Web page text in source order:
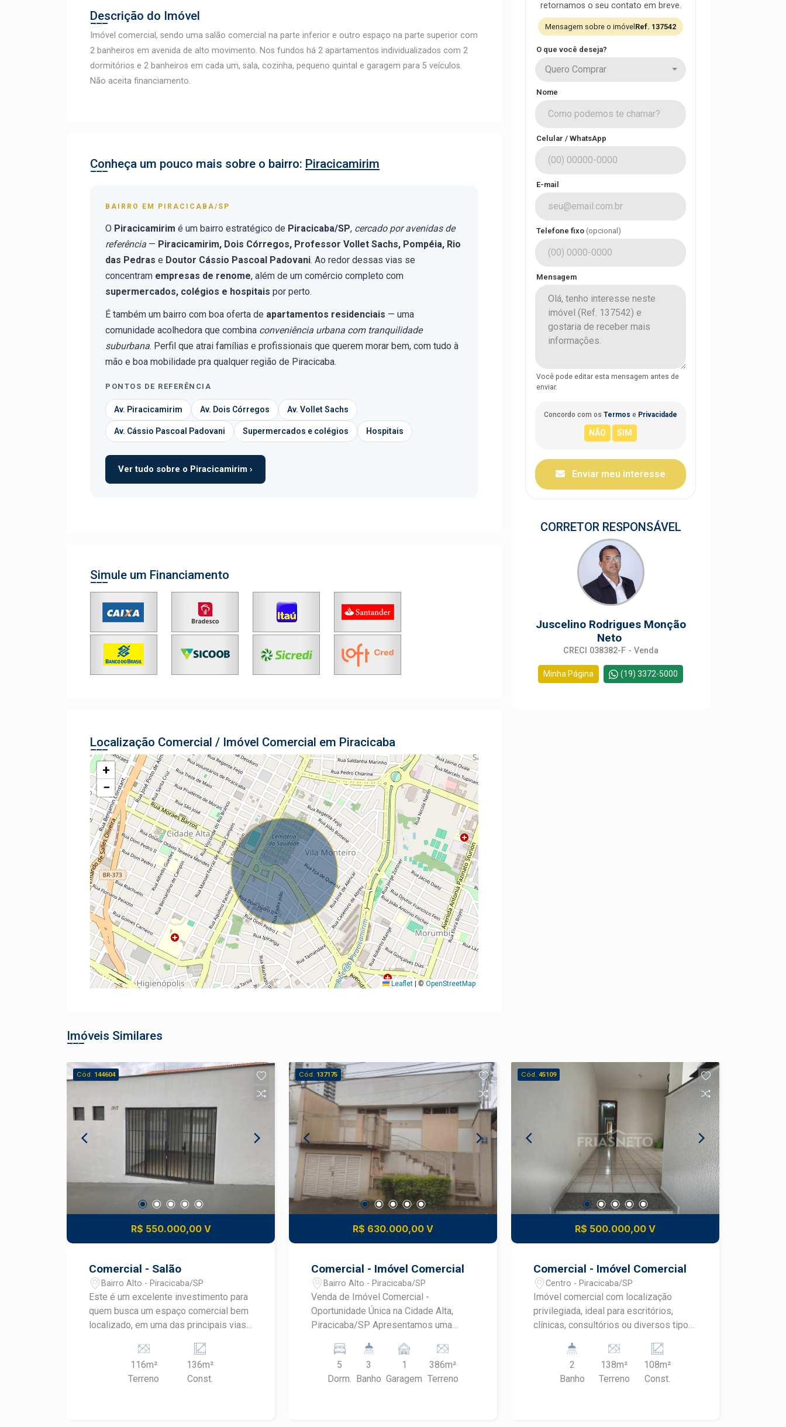
Descrição do Imóvel
Imóvel comercial, sendo uma salão comercial na parte inferior e outro espaço na parte superior com
2 banheiros em avenida de alto movimento. Nos fundos há 2 apartamentos individualizados com 2
dormitórios e 2 banheiros em cada um, sala, cozinha, pequeno quintal e garagem para 5 veículos.
Não aceita financiamento.
Conheça um pouco mais sobre o bairro: Piracicamirim
BAIRRO EM PIRACICABA/SP
O Piracicamirim é um bairro estratégico de Piracicaba/SP, cercado por avenidas de
referência — Piracicamirim, Dois Córregos, Professor Vollet Sachs, Pompéia, Rio
das Pedras e Doutor Cássio Pascoal Padovani. Ao redor dessas vias se
concentram empresas de renome, além de um comércio completo com
supermercados, colégios e hospitais por perto.
É também um bairro com boa oferta de apartamentos residenciais — uma
comunidade acolhedora que combina conveniência urbana com tranquilidade
suburbana. Perfil que atrai famílias e profissionais que querem morar bem, com tudo à
mão e boa mobilidade pra qualquer região de Piracicaba.
PONTOS DE REFERÊNCIA
Av. Piracicamirim Av. Dois Córregos Av. Vollet Sachs
Av. Cássio Pascoal Padovani Supermercados e colégios Hospitais
Ver tudo sobre o Piracicamirim ›
Simule um Financiamento
Localização Comercial / Imóvel Comercial em Piracicaba
+
−
Leaflet © OpenStreetMap
retornamos o seu contato em breve.
Mensagem sobre o imóvel Ref. 137542
O que você deseja?
Quero Comprar
Nome
Celular / WhatsApp
E-mail
Telefone fixo (opcional)
Mensagem
Você pode editar esta mensagem antes de
enviar.
Concordo com os Termos e Privacidade
Enviar meu interesse
CORRETOR RESPONSÁVEL
Juscelino Rodrigues Monção
Neto
CRECI 038382-F - Venda
Minha Página (19) 3372-5000
Imóveis Similares
Cód. 144604
R$ 550.000,00 V
Comercial - Salão
Bairro Alto - Piracicaba/SP
Este é um excelente investimento para
quem busca um espaço comercial bem
localizado, em uma das principais vias
região privilegiada da cidade, próximo a
comércios, escolas e serviços. O
imóvel pode ser adaptada para
116m²
Terreno
136m²
Const.
Cód. 137175
R$ 630.000,00 V
Comercial - Imóvel Comercial
Bairro Alto - Piracicaba/SP
Venda de Imóvel Comercial -
Oportunidade Única na Cidade Alta,
Piracicaba/SP Apresentamos uma
investidores e empreendedores! Está à
venda um imóvel comercial localizado
no coração do bairro Cidade Alta, em
5
Dorm.
3
Banho
1
Garagem
386m²
Terreno
Cód. 45109
R$ 500.000,00 V
Comercial - Imóvel Comercial
Centro - Piracicaba/SP
Imóvel comercial com localização
privilegiada, ideal para escritórios,
clínicas, consultórios ou diversos tipos
construída de 108 m² O imóvel conta
banheiros; - 2 salas amplas; - Sala de
2
Banho
138m²
Terreno
108m²
Const.